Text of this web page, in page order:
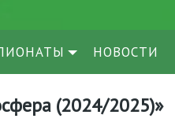
НОВОСТИ
(2024/2025)»